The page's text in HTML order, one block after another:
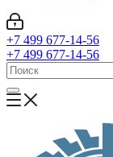
+7 499 677-14-56
+7 499 677-14-56